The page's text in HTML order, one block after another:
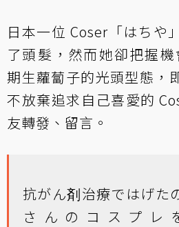
日本一位 Coser「はちや
了頭髮，然而她卻把握機
期生蘿蔔子的光頭型態，
不放棄追求自己喜愛的
友轉發、留言。
抗がん剤治療ではげた
さんのコスプレ